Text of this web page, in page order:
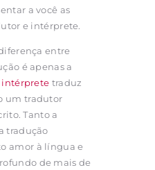
a você as
e intérprete.
entre
é apenas a
intérprete traduz
um tradutor
Tanto a
tradução
amor à língua e
de mais de